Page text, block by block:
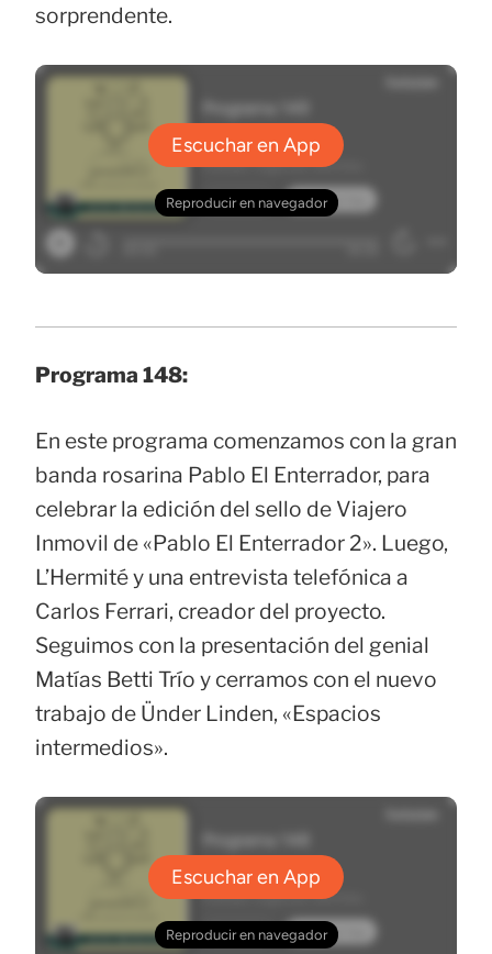
sorprendente.
Programa 148:
En este programa comenzamos con la gran
banda rosarina Pablo El Enterrador, para
celebrar la edición del sello de Viajero
Inmovil de «Pablo El Enterrador 2». Luego,
L’Hermité y una entrevista telefónica a
Carlos Ferrari, creador del proyecto.
Seguimos con la presentación del genial
Matías Betti Trío y cerramos con el nuevo
trabajo de Ünder Linden, «Espacios
intermedios».